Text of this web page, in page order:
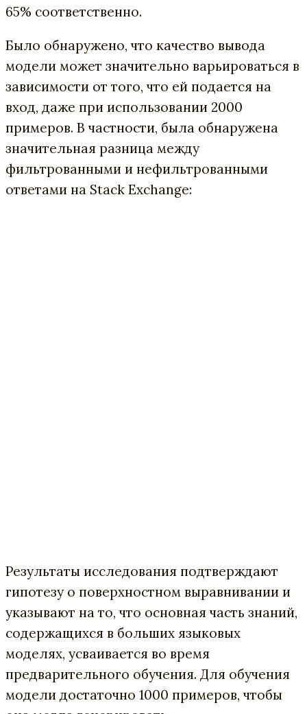
65% соответственно.
Было обнаружено, что качество вывода
модели может значительно варьироваться в
зависимости от того, что ей подается на
вход, даже при использовании 2000
примеров. В частности, была обнаружена
значительная разница между
фильтрованными и нефильтрованными
ответами на Stack Exchange:
Результаты исследования подтверждают
гипотезу о поверхностном выравнивании и
указывают на то, что основная часть знаний,
содержащихся в больших языковых
моделях, усваивается во время
предварительного обучения. Для обучения
модели достаточно 1000 примеров, чтобы